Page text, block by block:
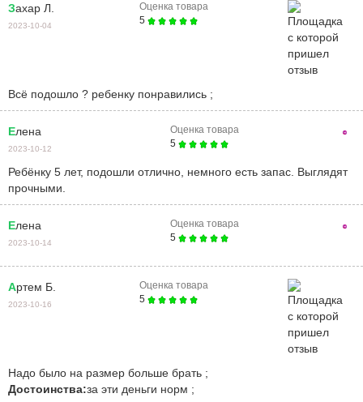
Захар Л.
2023-10-04
Оценка товара
5
всё подошло ? ребенку понравились ;
Елена
2023-10-12
Оценка товара
5
Ребёнку 5 лет, подошли отлично, немного есть запас. Выглядят
прочными.
Елена
2023-10-14
Оценка товара
5
Артем Б.
2023-10-16
Оценка товара
5
надо было на размер больше брать ;
Достоинства:за эти деньги норм ;